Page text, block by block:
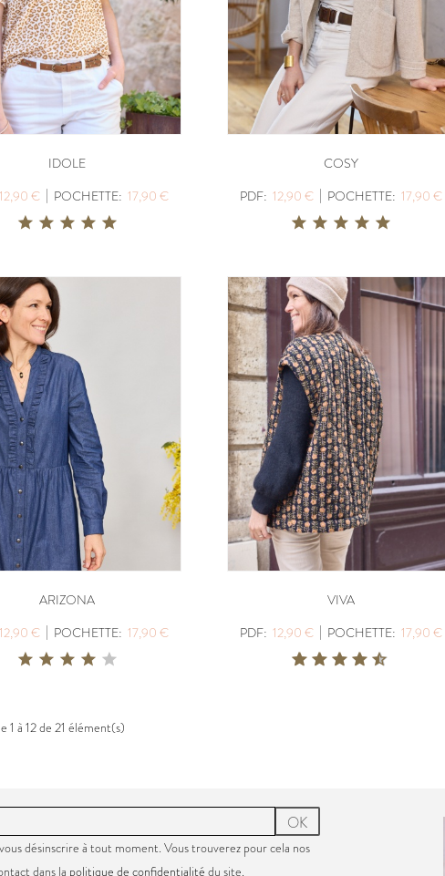
IDOLE
€| POCHETTE: 17,90 €
COSY
PDF: 12,90 €| POCHETTE: 17,90 €
ARIZONA
€| POCHETTE: 17,90 €
VIVA
PDF: 12,90 €| POCHETTE: 17,90 €
1 à 12 de 21 élément(s)
OK
désinscrire à tout moment. Vous trouverez pour cela nos
dans la politique de confidentialité du site.